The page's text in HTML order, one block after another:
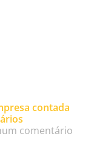
contada
comentário